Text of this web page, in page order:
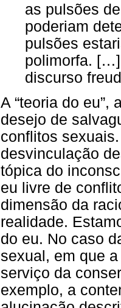
as pulsões
poderiam
pulsões
polimorfa.
discurso
A “teoria do eu”,
desejo de
conflitos
desvinculação
tópica do
eu livre de
dimensão da
realidade.
do eu. No caso
sexual, em que
serviço da
exemplo, a